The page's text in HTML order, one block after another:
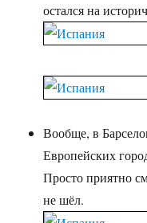
остался на
Вообще, в
Европейских
Просто приятно
не шёл.